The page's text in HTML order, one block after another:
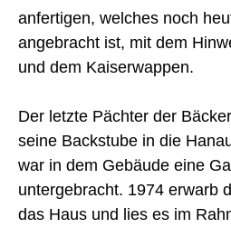
anfertigen, welches noch
angebracht ist, mit dem
und dem Kaiserwappen.
Der letzte Pächter der
seine Backstube in die
war in dem Gebäude eine
untergebracht. 1974 erwarb
das Haus und lies es im